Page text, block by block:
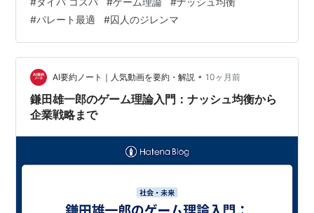
ントが出る。 その関係はこうだ。 （自分）協力 （自
分）裏切 （相手）協力 自分も相手も3point 自分だけ
5point （相手）裏切 相手だけ5point 自分も相手も1point
で、タイパ・コスパ重視のあなたはどう出る？ 裏切り
か？ 協力しても0点の可能性があるなら、最低でも
1point…
#パレート最適 #囚人のジレンマ
AI要約ノート｜人気動画を要約・解説 • 10ヶ月前
鎌田雄一郎のゲーム理論入門：ナッシュ均衡から
企業戦略まで